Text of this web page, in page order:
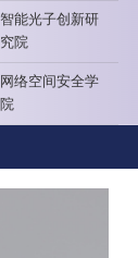
智能光子创新研
究院
网络空间安全学
院